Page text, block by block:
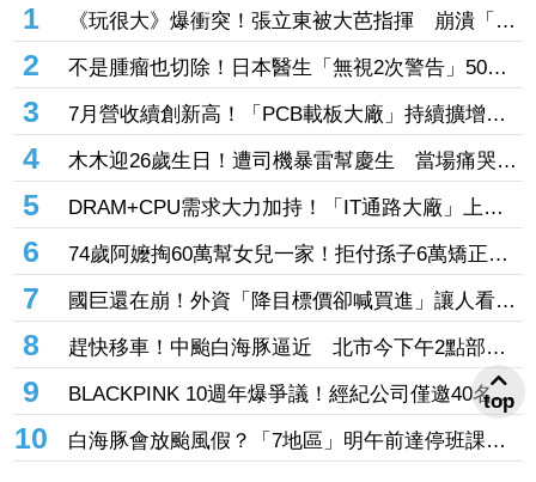
1
《玩很大》爆衝突！張立東被大芭指揮 崩潰「把
我當狗使喚嗎」
2
不是腫瘤也切除！日本醫生「無視2次警告」50多
歲婦四肢癱瘓 院方鞠躬謝罪
3
7月營收續創新高！「PCB載板大廠」持續擴增產
能 高階訂單、價格調漲帶旺下半年
4
木木迎26歲生日！遭司機暴雷幫慶生 當場痛哭許
願「我要當電影女主角」
5
DRAM+CPU需求大力加持！「IT通路大廠」上月
營收年增102% 昨股價死守79元防線
6
74歲阿嬤掏60萬幫女兒一家！拒付孫子6萬矯正
費 2個月幾乎斷聯
7
國巨還在崩！外資「降目標價卻喊買進」讓人看
傻 達人「3指標」分析：估值合理修正
8
趕快移車！中颱白海豚逼近 北市今下午2點部分
水門只出不進「晚間8點關閉」
9
BLACKPINK 10週年爆爭議！經紀公司僅邀40名粉
絲同樂 Jisoo親道歉：心情很沉重
10
白海豚會放颱風假？「7地區」明午前達停班課標
準 桃竹苗山區上榜
top